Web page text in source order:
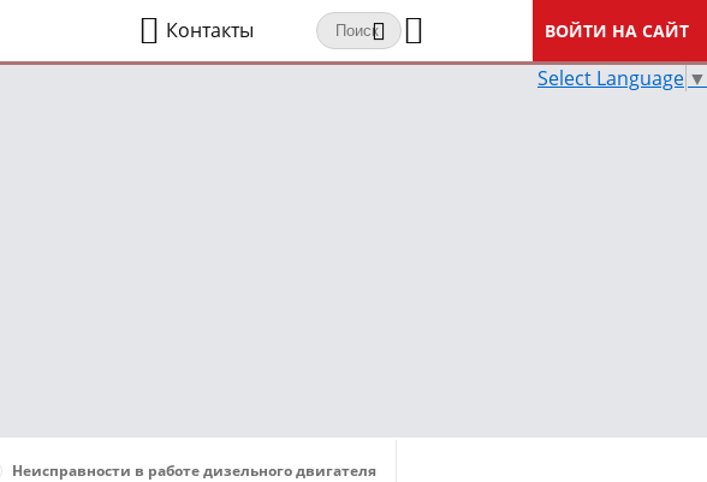
Контакты ВОЙТИ НА САЙТ
Select Language ▼
Неисправности в работе дизельного двигателя